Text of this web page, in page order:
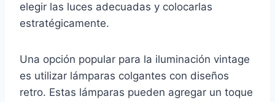
elegir las luces adecuadas y colocarlas
estratégicamente.
Una opción popular para la iluminación vintage
es utilizar lámparas colgantes con diseños
retro. Estas lámparas pueden agregar un toque